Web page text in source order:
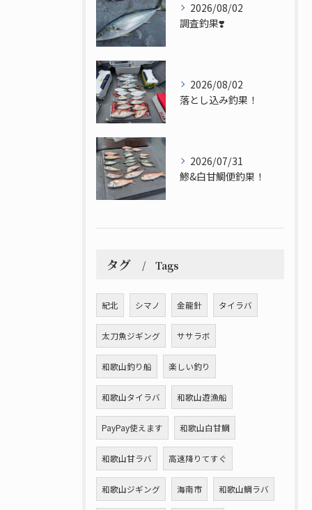
2026/08/02
調査釣果❣️
2026/08/02
落とし込み釣果！
2026/07/31
鯵&白甘鯛便釣果！
タグ Tags
紀北 シマノ 金龍針 タイラバ
太刀魚ジギング ササラボ
和歌山釣り船 楽しい釣り
和歌山タイラバ 和歌山遊漁船
PayPay使えます 和歌山白甘鯛
和歌山甘ラバ 高速降りてすぐ
和歌山ジギング 海南市 和歌山鯛ラバ